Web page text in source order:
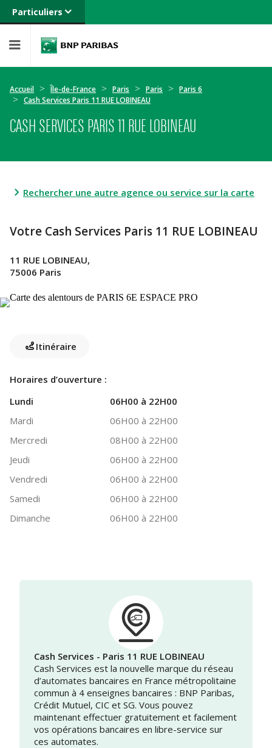
Particuliers
Banque privée
Entreprises
Accueil Île-de-France Paris Paris
Paris 6
Cash Services Paris 11 RUE LOBINEAU
CASH SERVICES PARIS 11 RUE LOBINEAU
Rechercher une autre agence ou service sur la carte
Votre Cash Services Paris 11 RUE LOBINEAU
11 RUE LOBINEAU,
75006 Paris
Itinéraire
Horaires d’ouverture :
Lundi
06H00 à 22H00
Mardi
06H00 à 22H00
Mercredi
08H00 à 22H00
Jeudi
06H00 à 22H00
Vendredi
06H00 à 22H00
Samedi
06H00 à 22H00
Dimanche
06H00 à 22H00
Cash Services - Paris 11 RUE LOBINEAU
Cash Services est la nouvelle marque du réseau
d’automates bancaires en France métropolitaine
commun à 4 enseignes bancaires : BNP Paribas,
Crédit Mutuel, CIC et SG. Vous pouvez
maintenant effectuer gratuitement et facilement
vos opérations bancaires en libre-service sur
ces automates.